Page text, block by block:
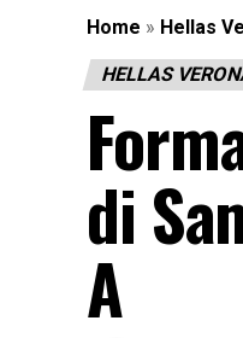
Home » Hellas
HELLAS
di
A